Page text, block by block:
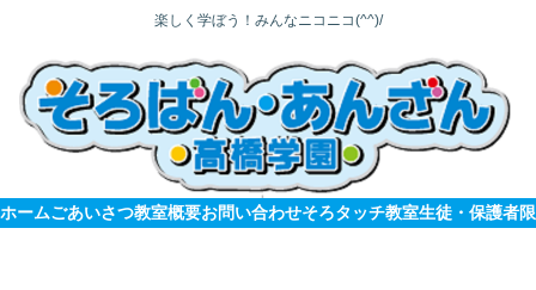
楽しく学ぼう！みんなニコニコ(^^)/
ホームごあいさつ教室概要お問い合わせそろタッチ教室生徒・保護者